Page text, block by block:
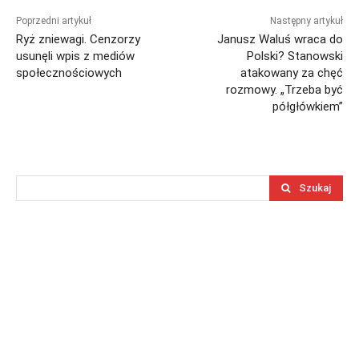
Poprzedni artykuł
Ryż zniewagi. Cenzorzy
usunęli wpis z mediów
społecznościowych
Następny artykuł
Janusz Waluś wraca do
Polski? Stanowski
atakowany za chęć
rozmowy. „Trzeba być
półgłówkiem”
Szukaj